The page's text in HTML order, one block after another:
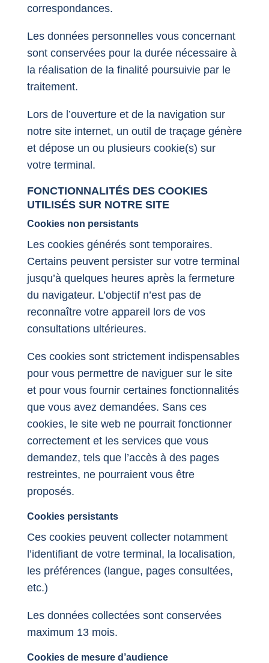
correspondances.
Les données personnelles vous concernant
sont conservées pour la durée nécessaire à
la réalisation de la finalité poursuivie par le
traitement.
Lors de l’ouverture et de la navigation sur
notre site internet, un outil de traçage génère
et dépose un ou plusieurs cookie(s) sur
votre terminal.
FONCTIONNALITÉS DES COOKIES
UTILISÉS SUR NOTRE SITE
Cookies non persistants
Les cookies générés sont temporaires.
Certains peuvent persister sur votre terminal
jusqu’à quelques heures après la fermeture
du navigateur. L’objectif n’est pas de
reconnaître votre appareil lors de vos
consultations ultérieures.
Ces cookies sont strictement indispensables
pour vous permettre de naviguer sur le site
et pour vous fournir certaines fonctionnalités
que vous avez demandées. Sans ces
cookies, le site web ne pourrait fonctionner
correctement et les services que vous
demandez, tels que l’accès à des pages
restreintes, ne pourraient vous être
proposés.
Cookies persistants
Ces cookies peuvent collecter notamment
l’identifiant de votre terminal, la localisation,
les préférences (langue, pages consultées,
etc.)
Les données collectées sont conservées
maximum 13 mois.
Cookies de mesure d’audience